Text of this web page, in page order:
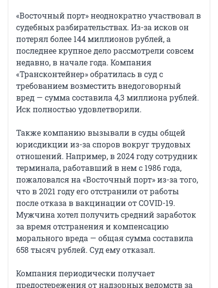
«Восточный порт» неоднократно участвовал в
судебных разбирательствах. Из-за исков он
потерял более 144 миллионов рублей, а
последнее крупное дело рассмотрели совсем
недавно, в начале года. Компания
«Трансконтейнер» обратилась в суд с
требованием возместить внедоговорный
вред — сумма составила 4,3 миллиона рублей.
Иск полностью удовлетворили.
Также компанию вызывали в суды общей
юрисдикции из-за споров вокруг трудовых
отношений. Например, в 2024 году сотрудник
терминала, работавший в нем с 1986 года,
пожаловался на «Восточный порт» из-за того,
что в 2021 году его отстранили от работы
после отказа в вакцинации от COVID-19.
Мужчина хотел получить средний заработок
за время отстранения и компенсацию
морального вреда — общая сумма составила
658 тысяч рублей. Суд ему отказал.
Компания периодически получает
предостережения от надзорных ведомств за